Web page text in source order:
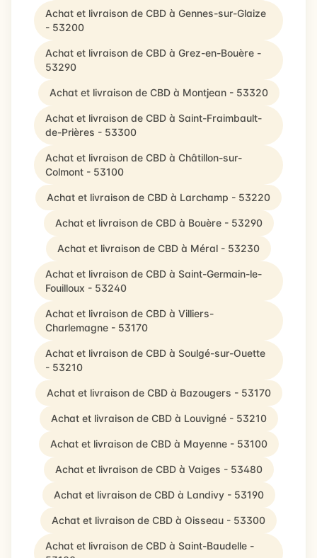
Achat et livraison de CBD à Gennes-sur-Glaize
- 53200
Achat et livraison de CBD à Grez-en-Bouère -
53290
Achat et livraison de CBD à Montjean - 53320
Achat et livraison de CBD à Saint-Fraimbault-
de-Prières - 53300
Achat et livraison de CBD à Châtillon-sur-
Colmont - 53100
Achat et livraison de CBD à Larchamp - 53220
Achat et livraison de CBD à Bouère - 53290
Achat et livraison de CBD à Méral - 53230
Achat et livraison de CBD à Saint-Germain-le-
Fouilloux - 53240
Achat et livraison de CBD à Villiers-
Charlemagne - 53170
Achat et livraison de CBD à Soulgé-sur-Ouette
- 53210
Achat et livraison de CBD à Bazougers - 53170
Achat et livraison de CBD à Louvigné - 53210
Achat et livraison de CBD à Mayenne - 53100
Achat et livraison de CBD à Vaiges - 53480
Achat et livraison de CBD à Landivy - 53190
Achat et livraison de CBD à Oisseau - 53300
Achat et livraison de CBD à Saint-Baudelle -